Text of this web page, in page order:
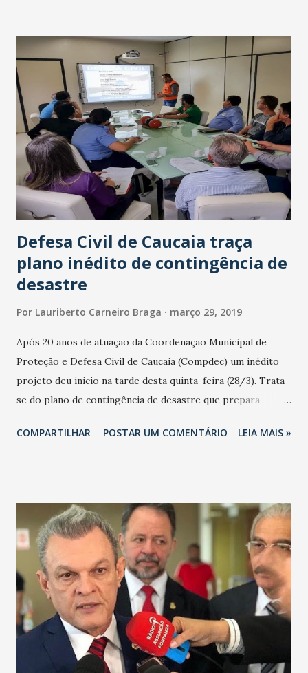
Outra mudança é com as linhas que seguem pela Avenida da
Integração que terão sua parada de embarque e
desembarque de passageiros na Rua Barão de Ibiapaba,
próximo ao Xixico. O objetivo da alteração é melhorar o
atendimento aos passageiros e dar uma melhor fluidez ao
trânsito da região. As alterações devem começar a partir da
segunda quinzena de abril.
Defesa Civil de Caucaia traça
plano inédito de contingência de
desastre
Por Lauriberto Carneiro Braga março 29, 2019
Após 20 anos de atuação da Coordenação Municipal de
Proteção e Defesa Civil de Caucaia (Compdec) um inédito
projeto deu inicio na tarde desta quinta-feira (28/3). Trata-
se do plano de contingência de desastre que prepara
sinistros naturais no município. Foto: Prefeitura de Caucaia
para que a população tenha mais segurança e assistência
após os desastres naturais. "Hoje iniciamos abordando a
erosão costeira no litoral. Temos também a questão do
sinistro das inundações nos bairros da cidade, a estiagem na
região do sertão e os possíveis deslizamentos de terra na
encosta das serras". Conforme Kaká Pires, assessor
especial, o projeto foi um pedido do prefeito Naumi
Amorim para reunir as secretarias e traçar projetos de
contingenciamento para dar sup...
COMPARTILHAR POSTAR UM COMENTÁRIO LEIA MAIS »